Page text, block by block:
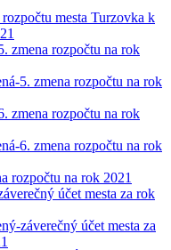
mesta Turzovka k
zmena rozpočtu na rok
5. zmena rozpočtu na rok
zmena rozpočtu na rok
6. zmena rozpočtu na rok
rozpočtu na rok 2021
účet mesta za rok
záverečný účet mesta za